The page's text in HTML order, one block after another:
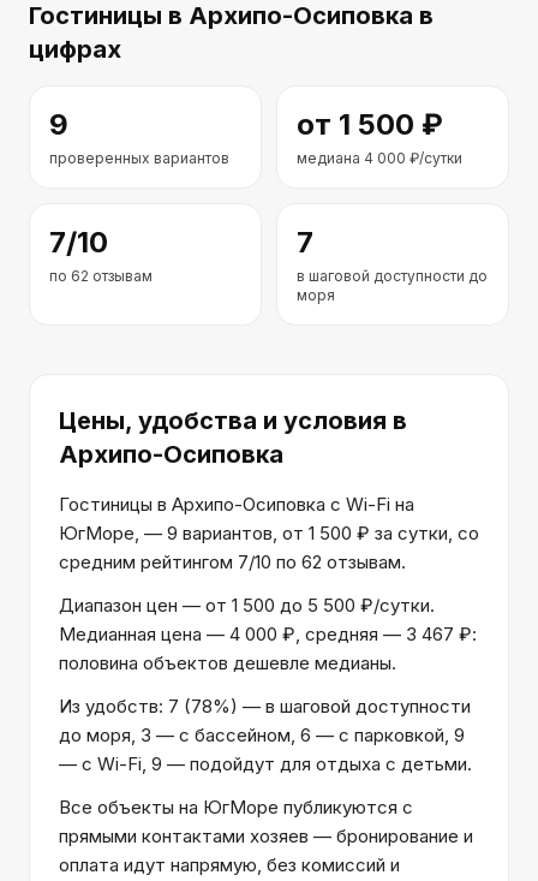
Гостиницы в Архипо-Осиповка в
цифрах
9
проверенных вариантов
от 1 500 ₽
медиана 4 000 ₽/сутки
7/10
по 62 отзывам
7
в шаговой доступности до
моря
Цены, удобства и условия в
Архипо-Осиповка
Гостиницы в Архипо-Осиповка с Wi-Fi на
ЮгМоре, — 9 вариантов, от 1 500 ₽ за сутки, со
средним рейтингом 7/10 по 62 отзывам.
Диапазон цен — от 1 500 до 5 500 ₽/сутки.
Медианная цена — 4 000 ₽, средняя — 3 467 ₽:
половина объектов дешевле медианы.
Из удобств: 7 (78%) — в шаговой доступности
до моря, 3 — с бассейном, 6 — с парковкой, 9
— с Wi-Fi, 9 — подойдут для отдыха с детьми.
Все объекты на ЮгМоре публикуются с
прямыми контактами хозяев — бронирование и
оплата идут напрямую, без комиссий и